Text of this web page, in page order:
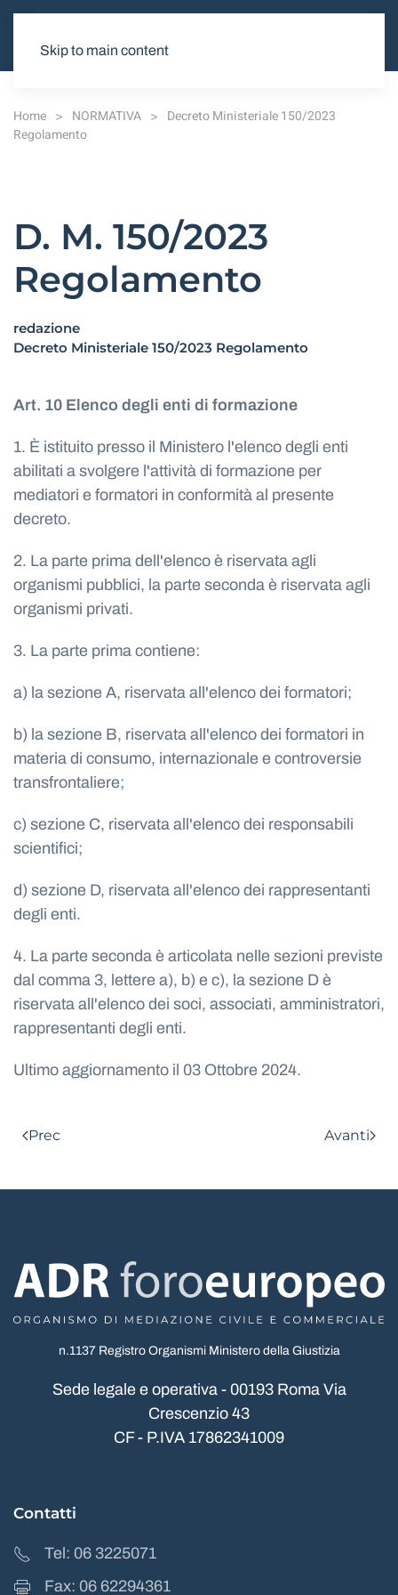
Skip to main content
Home NORMATIVA
Decreto Ministeriale 150/2023
Regolamento
D. M. 150/2023
Regolamento
redazione
Decreto Ministeriale 150/2023 Regolamento
Art. 10 Elenco degli enti di formazione
1. È istituito presso il Ministero l'elenco degli enti
abilitati a svolgere l'attività di formazione per
mediatori e formatori in conformità al presente
decreto.
2. La parte prima dell'elenco è riservata agli
organismi pubblici, la parte seconda è riservata agli
organismi privati.
3. La parte prima contiene:
a) la sezione A, riservata all'elenco dei formatori;
b) la sezione B, riservata all'elenco dei formatori in
materia di consumo, internazionale e controversie
transfrontaliere;
c) sezione C, riservata all'elenco dei responsabili
scientifici;
d) sezione D, riservata all'elenco dei rappresentanti
degli enti.
4. La parte seconda è articolata nelle sezioni previste
dal comma 3, lettere a), b) e c), la sezione D è
riservata all'elenco dei soci, associati, amministratori,
rappresentanti degli enti.
Ultimo aggiornamento il 03 Ottobre 2024.
Prec Avanti
n.1137 Registro Organismi Ministero della Giustizia
Sede legale e operativa - 00193 Roma Via
Crescenzio 43
CF - P.IVA 17862341009
Contatti
Tel: 06 3225071
Fax: 06 62294361